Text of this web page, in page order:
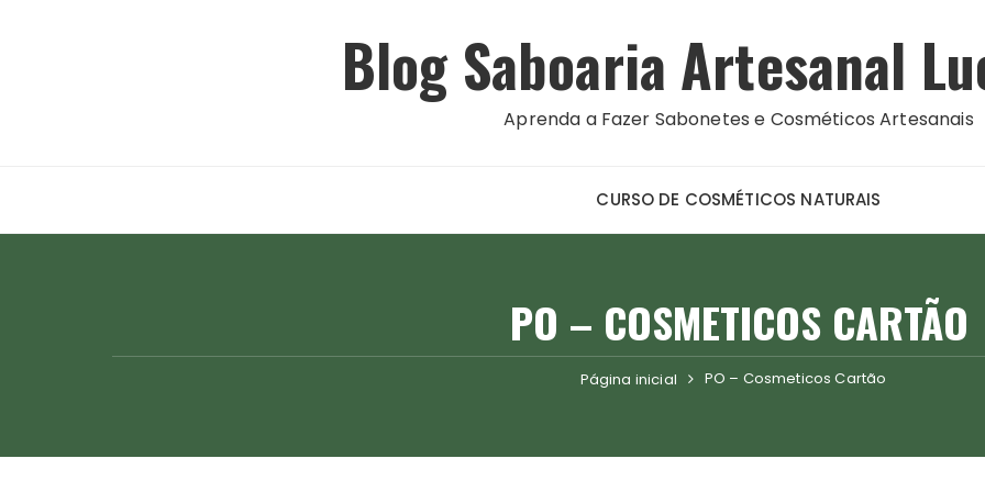
Blog Saboaria Artesanal
Aprenda a Fazer Sabonetes e Cosméticos Artesanais
CURSO DE COSMÉTICOS NATURAIS
PO – COSMETICOS CARTÃO
Página inicial PO – Cosmeticos Cartão